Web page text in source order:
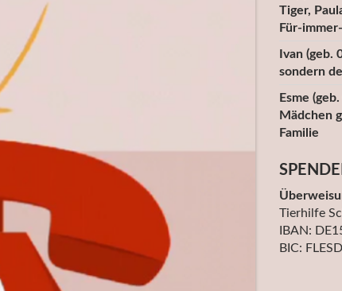
Tiger,
Für-
Ivan (geb.
sondern
Esme
Mädchen
Familie
Tierhilfe
IBAN:
BIC: